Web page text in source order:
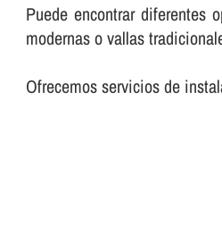
Puede encontrar diferentes
modernas o vallas
Ofrecemos servicios de